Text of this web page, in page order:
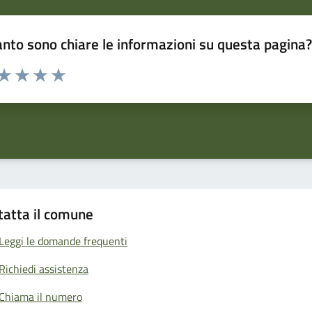
sono chiare le informazioni su questa pagina?
da 1 a 5 stelle la pagina
il comune
Leggi le domande frequenti
Richiedi assistenza
Chiama il numero